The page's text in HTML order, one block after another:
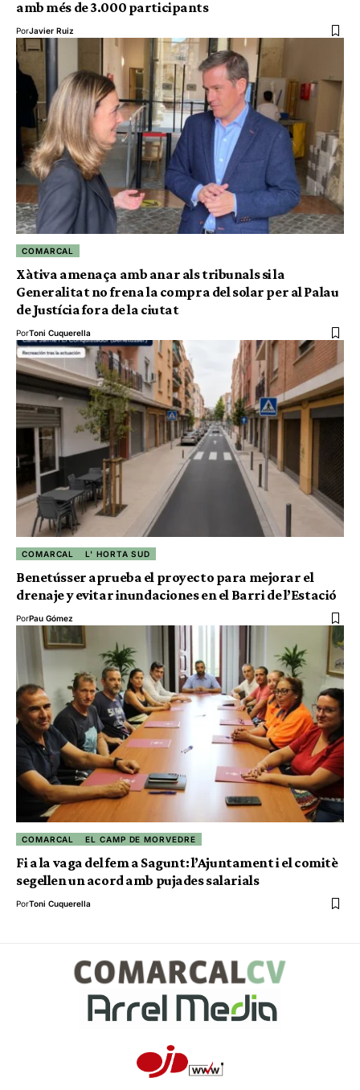
amb més de 3.000 participants
PorJavier Ruiz
COMARCAL
Xàtiva amenaça amb anar als tribunals si la
Generalitat no frena la compra del solar per al Palau
de Justícia fora de la ciutat
PorToni Cuquerella
COMARCAL L' HORTA SUD
Benetússer aprueba el proyecto para mejorar el
drenaje y evitar inundaciones en el Barri de l’Estació
PorPau Gómez
COMARCAL EL CAMP DE MORVEDRE
Fi a la vaga del fem a Sagunt: l’Ajuntament i el comitè
segellen un acord amb pujades salarials
PorToni Cuquerella